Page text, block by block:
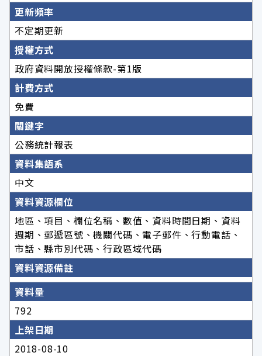
更新頻率
不定期更新
授權方式
政府資料開放授權條款-第1版
計費方式
免費
關鍵字
公務統計報表
資料集語系
中文
資料資源欄位
地區、項目、欄位名稱、數值、資料時間日期、資料
週期、郵遞區號、機關代碼、電子郵件、行動電話、
市話、縣市別代碼、行政區域代碼
資料資源備註
資料量
792
上架日期
2018-08-10